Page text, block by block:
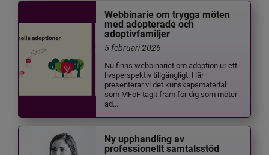
Webbinarie om trygga möten
med adopterade och
adoptivfamiljer
5 februari 2026
Nu finns webbinariet om adoption ur ett
livsperspektiv tillgängligt. Här
presenterar vi det kunskapsmaterial
som MFoF tagit fram för dig som möter
ad...
Ny upphandling av
professionellt samtalsstöd